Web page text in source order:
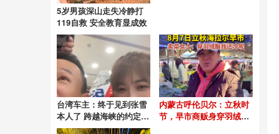
5岁男孩深山走失冷静打
119自救 安全教育显成效
台湾车主：终于见到张雪
本人了 跨越海峡的约定兑
现
内蒙古呼伦贝尔：立秋时
节，早市商贩身穿羽绒服